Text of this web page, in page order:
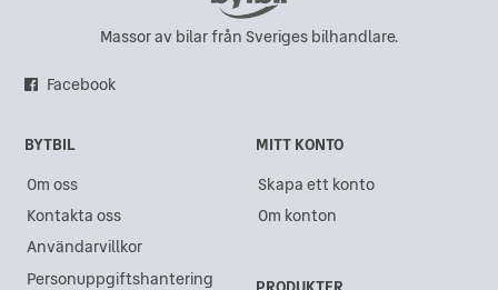
Massor av bilar från Sveriges bilhandlare.
Facebook
BYTBIL
Om oss
Kontakta oss
Användarvillkor
Personuppgiftshantering
MITT KONTO
Skapa ett konto
Om konton